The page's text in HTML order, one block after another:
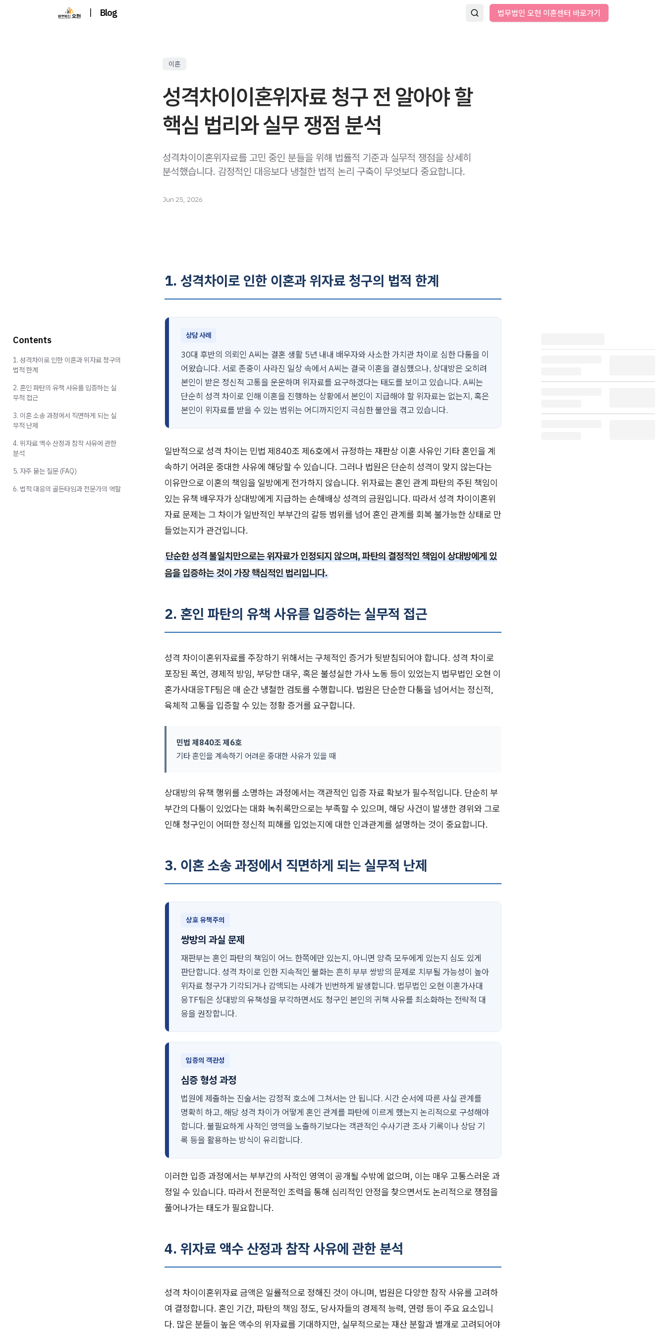
| Blog 법무법인 오현 이혼센터 바로가기
이혼
성격차이이혼위자료 청구 전 알아야 할
핵심 법리와 실무 쟁점 분석
성격차이이혼위자료를 고민 중인 분들을 위해 법률적 기준과 실무적 쟁점을 상세히
분석했습니다. 감정적인 대응보다 냉철한 법적 논리 구축이 무엇보다 중요합니다.
Jun 25, 2026
1. 성격차이로 인한 이혼과 위자료 청구의 법적 한계
상담 사례
30대 후반의 의뢰인 A씨는 결혼 생활 5년 내내 배우자와 사소한 가치관 차이로 심한 다툼을 이
어왔습니다. 서로 존중이 사라진 일상 속에서 A씨는 결국 이혼을 결심했으나, 상대방은 오히려
본인이 받은 정신적 고통을 운운하며 위자료를 요구하겠다는 태도를 보이고 있습니다. A씨는
단순히 성격 차이로 인해 이혼을 진행하는 상황에서 본인이 지급해야 할 위자료는 없는지, 혹은
본인이 위자료를 받을 수 있는 범위는 어디까지인지 극심한 불안을 겪고 있습니다.
일반적으로 성격 차이는 민법 제840조 제6호에서 규정하는 재판상 이혼 사유인 기타 혼인을 계
속하기 어려운 중대한 사유에 해당할 수 있습니다. 그러나 법원은 단순히 성격이 맞지 않는다는
이유만으로 이혼의 책임을 일방에게 전가하지 않습니다. 위자료는 혼인 관계 파탄의 주된 책임이
있는 유책 배우자가 상대방에게 지급하는 손해배상 성격의 금원입니다. 따라서 성격 차이이혼위
자료 문제는 그 차이가 일반적인 부부간의 갈등 범위를 넘어 혼인 관계를 회복 불가능한 상태로 만
들었는지가 관건입니다.
단순한 성격 불일치만으로는 위자료가 인정되지 않으며, 파탄의 결정적인 책임이 상대방에게 있
음을 입증하는 것이 가장 핵심적인 법리입니다.
2. 혼인 파탄의 유책 사유를 입증하는 실무적 접근
성격 차이이혼위자료를 주장하기 위해서는 구체적인 증거가 뒷받침되어야 합니다. 성격 차이로
포장된 폭언, 경제적 방임, 부당한 대우, 혹은 불성실한 가사 노동 등이 있었는지 법무법인 오현 이
혼가사대응TF팀은 매 순간 냉철한 검토를 수행합니다. 법원은 단순한 다툼을 넘어서는 정신적,
육체적 고통을 입증할 수 있는 정황 증거를 요구합니다.
민법 제840조 제6호
기타 혼인을 계속하기 어려운 중대한 사유가 있을 때
상대방의 유책 행위를 소명하는 과정에서는 객관적인 입증 자료 확보가 필수적입니다. 단순히 부
부간의 다툼이 있었다는 대화 녹취록만으로는 부족할 수 있으며, 해당 사건이 발생한 경위와 그로
인해 청구인이 어떠한 정신적 피해를 입었는지에 대한 인과관계를 설명하는 것이 중요합니다.
3. 이혼 소송 과정에서 직면하게 되는 실무적 난제
상호 유책주의
쌍방의 과실 문제
재판부는 혼인 파탄의 책임이 어느 한쪽에만 있는지, 아니면 양측 모두에게 있는지 심도 있게
판단합니다. 성격 차이로 인한 지속적인 불화는 흔히 부부 쌍방의 문제로 치부될 가능성이 높아
위자료 청구가 기각되거나 감액되는 사례가 빈번하게 발생합니다. 법무법인 오현 이혼가사대
응TF팀은 상대방의 유책성을 부각하면서도 청구인 본인의 귀책 사유를 최소화하는 전략적 대
응을 권장합니다.
입증의 객관성
심증 형성 과정
법원에 제출하는 진술서는 감정적 호소에 그쳐서는 안 됩니다. 시간 순서에 따른 사실 관계를
명확히 하고, 해당 성격 차이가 어떻게 혼인 관계를 파탄에 이르게 했는지 논리적으로 구성해야
합니다. 불필요하게 사적인 영역을 노출하기보다는 객관적인 수사기관 조사 기록이나 상담 기
록 등을 활용하는 방식이 유리합니다.
이러한 입증 과정에서는 부부간의 사적인 영역이 공개될 수밖에 없으며, 이는 매우 고통스러운 과
정일 수 있습니다. 따라서 전문적인 조력을 통해 심리적인 안정을 찾으면서도 논리적으로 쟁점을
풀어나가는 태도가 필요합니다.
4. 위자료 액수 산정과 참작 사유에 관한 분석
성격 차이이혼위자료 금액은 일률적으로 정해진 것이 아니며, 법원은 다양한 참작 사유를 고려하
여 결정합니다. 혼인 기간, 파탄의 책임 정도, 당사자들의 경제적 능력, 연령 등이 주요 요소입니
다. 많은 분들이 높은 액수의 위자료를 기대하지만, 실무적으로는 재산 분할과 별개로 고려되어야
Contents
1. 성격차이로 인한 이혼과 위자료 청구의
법적 한계
2. 혼인 파탄의 유책 사유를 입증하는 실
무적 접근
3. 이혼 소송 과정에서 직면하게 되는 실
무적 난제
4. 위자료 액수 산정과 참작 사유에 관한
분석
5. 자주 묻는 질문 (FAQ)
6. 법적 대응의 골든타임과 전문가의 역할